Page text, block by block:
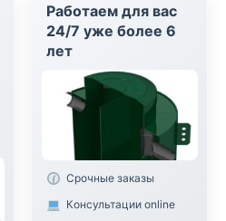
Работаем для вас
24/7 уже более 6
лет
Срочные заказы
Консультации online